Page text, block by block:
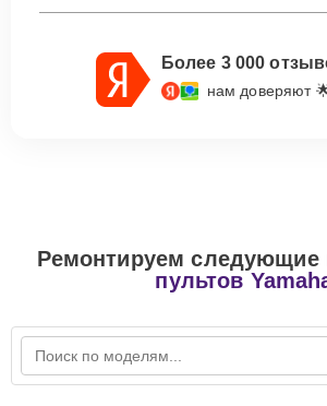
Более 3 000
нам доверяют
Ремонтируем следующие
пультов